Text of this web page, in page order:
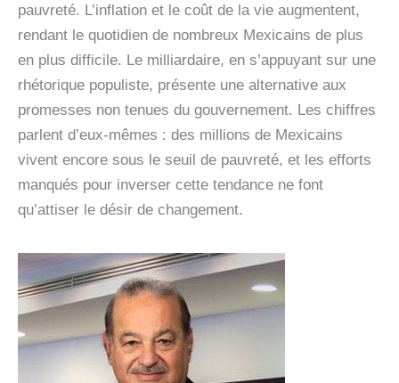
pauvreté. L’inflation et le coût de la vie augmentent,
rendant le quotidien de nombreux Mexicains de plus
en plus difficile. Le milliardaire, en s’appuyant sur une
rhétorique populiste, présente une alternative aux
promesses non tenues du gouvernement. Les chiffres
parlent d’eux-mêmes : des millions de Mexicains
vivent encore sous le seuil de pauvreté, et les efforts
manqués pour inverser cette tendance ne font
qu’attiser le désir de changement.